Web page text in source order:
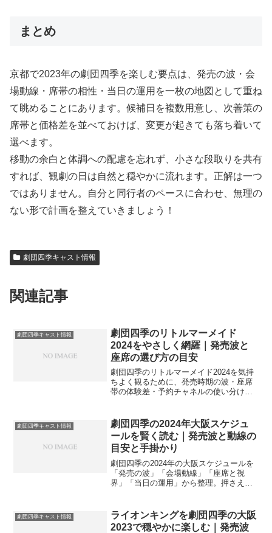
まとめ
京都で2023年の劇団四季を楽しむ要点は、発売の波・会
場動線・席帯の相性・当日の運用を一枚の地図として重ね
て眺めることにあります。候補日を複数用意し、次善策の
席帯と価格差を並べておけば、変更が起きても落ち着いて
選べます。
移動の余白と体調への配慮を忘れず、小さな段取りを共有
すれば、観劇の日は自然と穏やかに流れます。正解は一つ
ではありません。自分と同行者のペースに合わせ、無理の
ない形で計画を整えていきましょう！
劇団四季キャスト情報
関連記事
劇団四季キャスト情報
劇団四季のリトルマーメイド
2024をやさしく網羅｜発売波と
座席の選び方の目安
劇団四季のリトルマーメイド2024を気持
ちよく観るために、発売時期の波・座席
帯の体験差・予約チャネルの使い分け・
ます。
劇団四季キャスト情報
劇団四季の2024年大阪スケジュ
ールを賢く読む｜発売波と動線の
目安と手掛かり
劇団四季の2024年の大阪スケジュールを
「発売の波」「会場動線」「座席と視
界」「当日の運用」から整理。押さえる
をまとめます。
劇団四季キャスト情報
ライオンキングを劇団四季の大阪
2023で穏やかに楽しむ｜発売波